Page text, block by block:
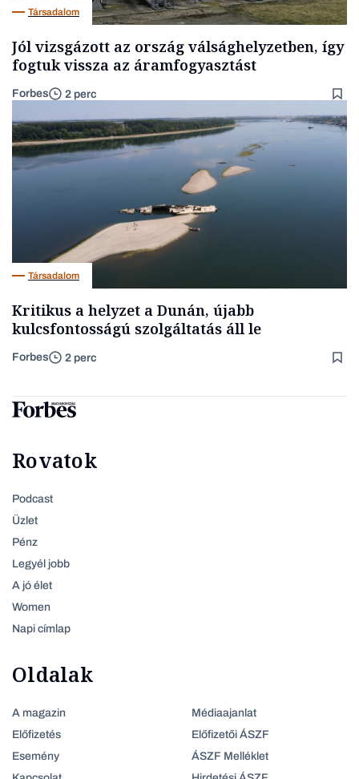
Társadalom
Jól vizsgázott az ország válsághelyzetben, így
fogtuk vissza az áramfogyasztást
Forbes 2 perc
Társadalom
Kritikus a helyzet a Dunán, újabb
kulcsfontosságú szolgáltatás áll le
Forbes 2 perc
Rovatok
Podcast
Üzlet
Pénz
Legyél jobb
A jó élet
Women
Napi címlap
Oldalak
A magazin
Előfizetés
Esemény
Médiaajanlat
Előfizetői ÁSZF
ÁSZF Melléklet